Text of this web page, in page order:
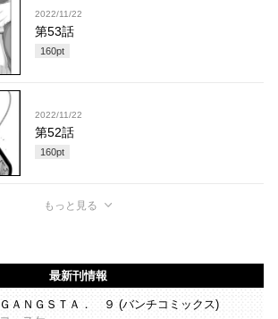
2022/11/22
第53話
160pt
2022/11/22
第52話
160pt
もっと見る
最新刊情報
ＧＡＮＧＳＴＡ． ９ (バンチコミックス)